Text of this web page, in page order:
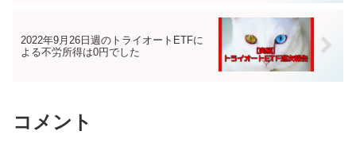
2022年9月26日週のトライオートETFに
よる不労所得は0円でした
コメント